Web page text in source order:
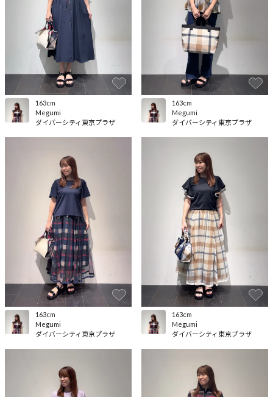
ダイバーシティ東京プラザ
Megumi
163cm
ダイバーシティ東京プラザ
Megumi
163cm
ダイバーシティ東京プラザ
Megumi
163cm
ダイバーシティ東京プラザ
Megumi
163cm